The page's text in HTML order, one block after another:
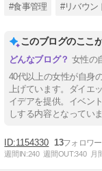
#食事管理 #リバウン
このブログのここ
女性の
40代以上の女性が自身
上げています。ダイエ
イデアを提供。イベン
しする内容となっていま
1154330 13
週間IN:240 週間OUT:340 月